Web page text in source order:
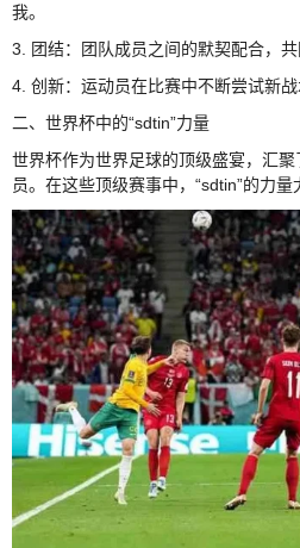
我。
3. 团结：团队成员之间的默契配合，共
4. 创新：运动员在比赛中不断尝试新战
二、世界杯中的“sdtin”力量
世界杯作为世界足球的顶级盛宴，汇
员。在这些顶级赛事中，“sdtin”的力量